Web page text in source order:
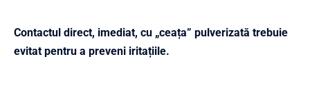
Contactul direct, imediat, cu „ceața” pulverizată trebuie
evitat pentru a preveni iritațiile.